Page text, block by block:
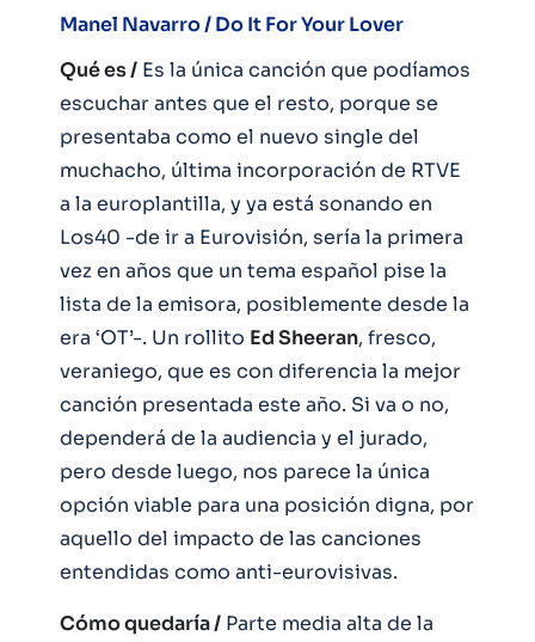
Manel Navarro / Do It For Your Lover
Qué es / Es la única canción que podíamos
escuchar antes que el resto, porque se
presentaba como el nuevo single del
muchacho, última incorporación de RTVE
a la europlantilla, y ya está sonando en
Los40 -de ir a Eurovisión, sería la primera
vez en años que un tema español pise la
lista de la emisora, posiblemente desde la
era ‘OT’-. Un rollito Ed Sheeran, fresco,
veraniego, que es con diferencia la mejor
canción presentada este año. Si va o no,
dependerá de la audiencia y el jurado,
pero desde luego, nos parece la única
opción viable para una posición digna, por
aquello del impacto de las canciones
entendidas como anti-eurovisivas.
Cómo quedaría / Parte media alta de la